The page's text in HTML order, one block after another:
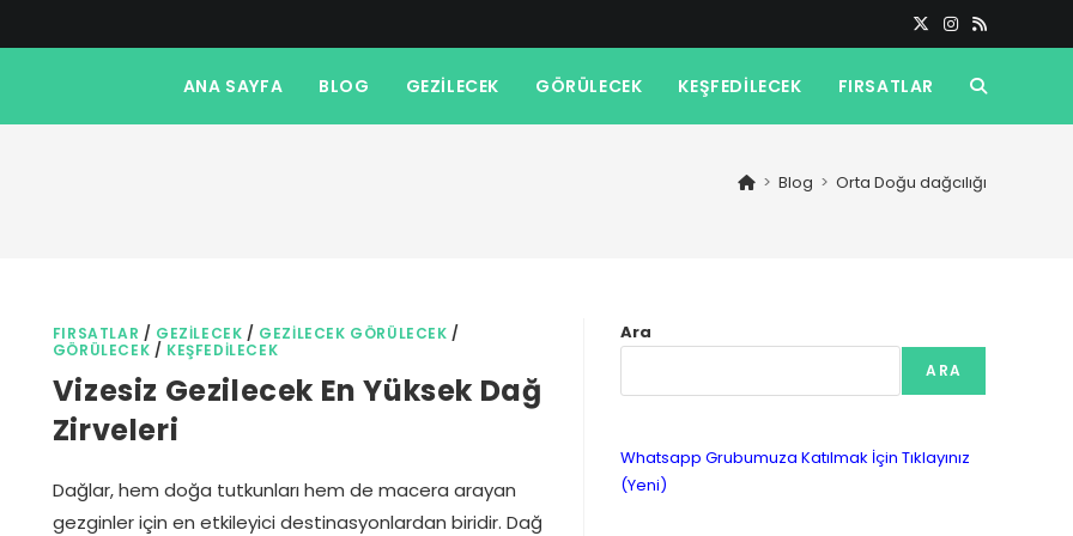
ANA SAYFA BLOG GEZILECEK GÖRÜLECEK KEŞFEDILECEK FIRSATLAR TOGGLE
> Blog > Orta Doğu dağcılığı
FIRSATLAR / GEZILECEK / GEZILECEK GÖRÜLECEK /
GÖRÜLECEK / KEŞFEDILECEK
Vizesiz Gezilecek En Yüksek Dağ
Zirveleri
Dağlar, hem doğa tutkunları hem de macera arayan
gezginler için en etkileyici destinasyonlardan biridir. Dağ
Ara
ARA
Whatsapp Grubumuza Katılmak İçin Tıklayınız
(Yeni)